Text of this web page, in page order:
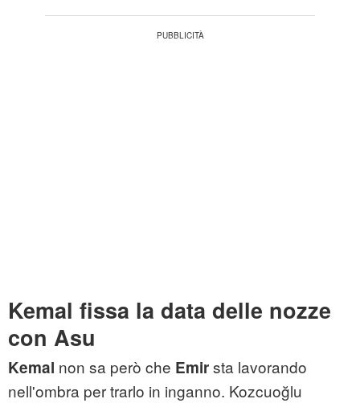
Kemal fissa la data delle nozze
con Asu
Kemal non sa però che Emirsta lavorando
nell'ombra per trarlo in inganno. Kozcuoğlu